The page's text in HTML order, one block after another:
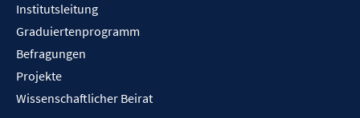
Institutsleitung
Graduiertenprogramm
Befragungen
Projekte
Wissenschaftlicher Beirat